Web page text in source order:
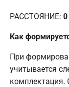
РАССТОЯНИЕ: 0
Как
При
учитывается
комплектация.